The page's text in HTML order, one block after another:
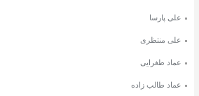
علی پارسا
علی منتظری
عماد طغرایی
عماد طالب زاده